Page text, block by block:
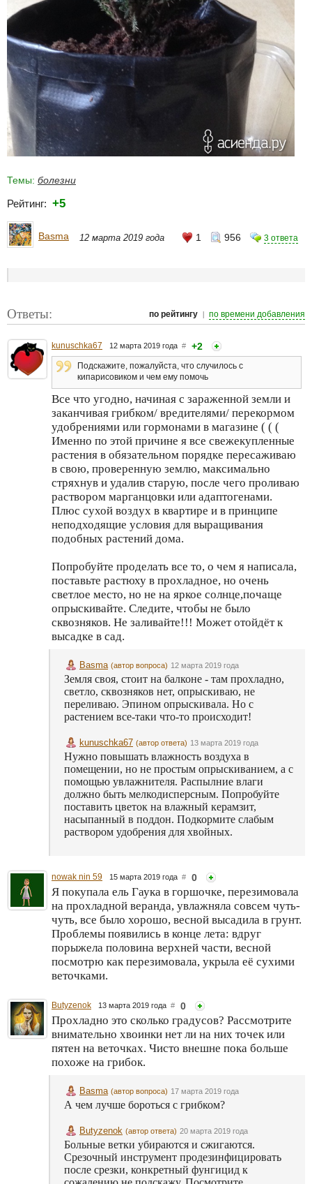
Темы: болезни
Рейтинг: +5
Basma 12 марта 2019 года 1 956 3 ответа
Ответы: по рейтингу | по времени добавления
kunuschka67 12 марта 2019 года # +2
Подскажите, пожалуйста, что случилось с
кипарисовиком и чем ему помочь
Все что угодно, начиная с зараженной земли и
заканчивая грибком/ вредителями/ перекормом
удобрениями или гормонами в магазине ( ( (
Именно по этой причине я все свежекупленные
растения в обязательном порядке пересаживаю
в свою, проверенную землю, максимально
стряхнув и удалив старую, после чего проливаю
раствором марганцовки или адаптогенами.
Плюс сухой воздух в квартире и в принципе
неподходящие условия для выращивания
подобных растений дома.
Попробуйте проделать все то, о чем я написала,
поставьте растюху в прохладное, но очень
светлое место, но не на яркое солнце,почаще
опрыскивайте. Следите, чтобы не было
сквозняков. Не заливайте!!! Может отойдёт к
высадке в сад.
Basma (автор вопроса) 12 марта 2019 года
Земля своя, стоит на балконе - там прохладно,
светло, сквозняков нет, опрыскиваю, не
переливаю. Эпином опрыскивала. Но с
растением все-таки что-то происходит!
kunuschka67 (автор ответа) 13 марта 2019 года
Нужно повышать влажность воздуха в
помещении, но не простым опрыскиванием, а с
помощью увлажнителя. Распылние влаги
должно быть мелкодисперсным. Попробуйте
поставить цветок на влажный керамзит,
насыпанный в поддон. Подкормите слабым
раствором удобрения для хвойных.
nowak nin 59 15 марта 2019 года # 0
Я покупала ель Гаука в горшочке, перезимовала
на прохладной веранда, увлажняла совсем чуть-
чуть, все было хорошо, весной высадила в грунт.
Проблемы появились в конце лета: вдруг
порыжела половина верхней части, весной
посмотрю как перезимовала, укрыла её сухими
веточками.
Butyzenok 13 марта 2019 года # 0
Прохладно это сколько градусов? Рассмотрите
внимательно хвоинки нет ли на них точек или
пятен на веточках. Чисто внешне пока больше
похоже на грибок.
Basma (автор вопроса) 17 марта 2019 года
А чем лучше бороться с грибком?
Butyzenok (автор ответа) 20 марта 2019 года
Больные ветки убираются и сжигаются.
Срезочный инструмент продезинфицировать
после срезки, конкретный фунгицид к